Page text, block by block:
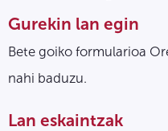
Gurekin lan egin
Bete goiko formularioa
nahi baduzu.
Lan eskaintzak